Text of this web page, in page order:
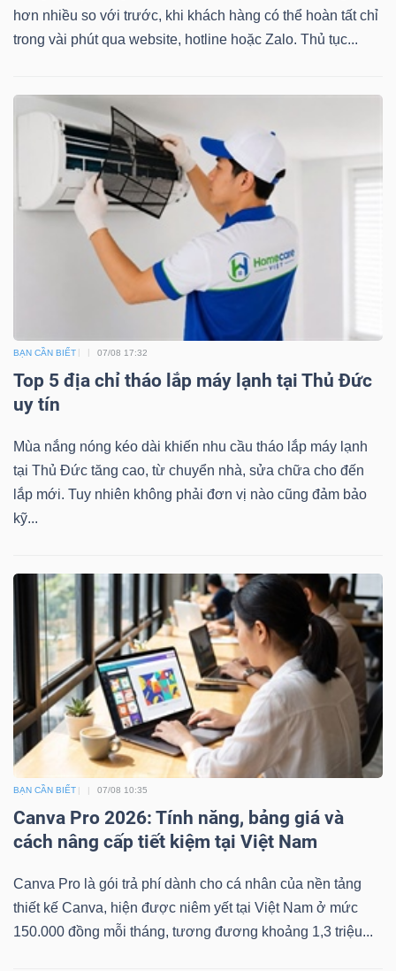
hơn nhiều so với trước, khi khách hàng có thể hoàn tất chỉ
trong vài phút qua website, hotline hoặc Zalo. Thủ tục...
BẠN CẦN BIẾT 07/08 17:32
Top 5 địa chỉ tháo lắp máy lạnh tại Thủ Đức
uy tín
Mùa nắng nóng kéo dài khiến nhu cầu tháo lắp máy lạnh
tại Thủ Đức tăng cao, từ chuyển nhà, sửa chữa cho đến
lắp mới. Tuy nhiên không phải đơn vị nào cũng đảm bảo
kỹ...
BẠN CẦN BIẾT 07/08 10:35
Canva Pro 2026: Tính năng, bảng giá và
cách nâng cấp tiết kiệm tại Việt Nam
Canva Pro là gói trả phí dành cho cá nhân của nền tảng
thiết kế Canva, hiện được niêm yết tại Việt Nam ở mức
150.000 đồng mỗi tháng, tương đương khoảng 1,3 triệu...
tác
cáo
tích
(-)
Thuật
ngữ
(-)
Dịch
vụ
Đào
tạo
Sách
chính